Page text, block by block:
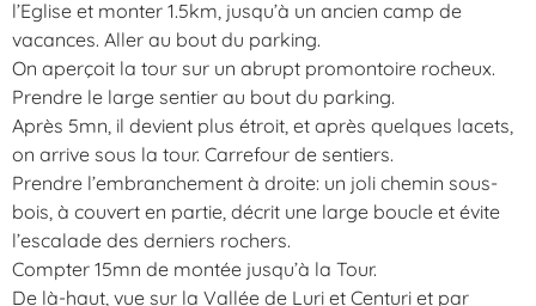
l’Eglise et monter 1.5km, jusqu’à un ancien camp de
vacances. Aller au bout du parking.
On aperçoit la tour sur un abrupt promontoire rocheux.
Prendre le large sentier au bout du parking.
Après 5mn, il devient plus étroit, et après quelques lacets,
on arrive sous la tour. Carrefour de sentiers.
Prendre l’embranchement à droite: un joli chemin sous-
bois, à couvert en partie, décrit une large boucle et évite
l’escalade des derniers rochers.
Compter 15mn de montée jusqu’à la Tour.
De là-haut, vue sur la Vallée de Luri et Centuri et par